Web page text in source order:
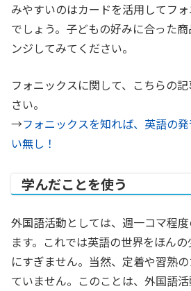
みやすいのはカードを活用してフ
でしょう。子どもの好みに合った
ンジしてみてください。
フォニックスに関して、こちらの
さい。
→フォニックスを知れば、英語の
い無し！
学んだことを使う
外国語活動としては、週一コマ程
ます。これでは英語の世界をほん
にすぎません。当然、定着や習熟
ていません。このことは、外国語